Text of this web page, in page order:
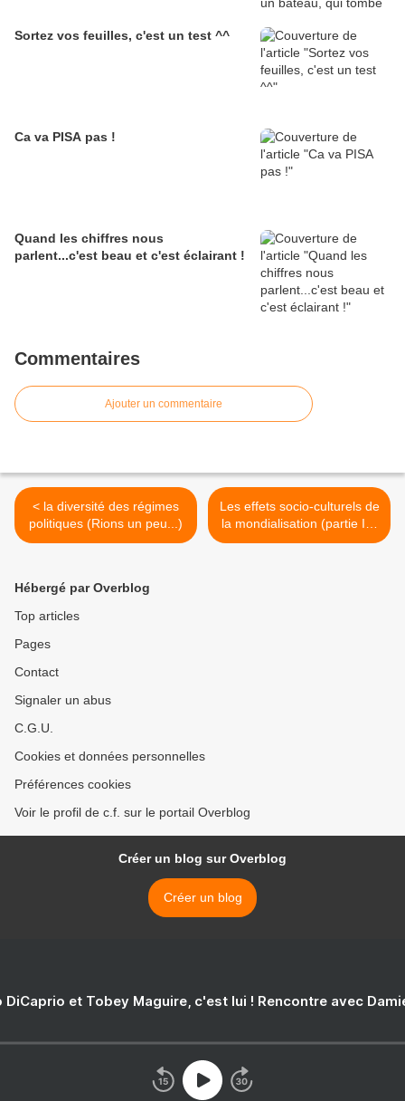
Sortez vos feuilles, c'est un test ^^
Ca va PISA pas !
Quand les chiffres nous
parlent...c'est beau et c'est éclairant !
Commentaires
Ajouter un commentaire
< la diversité des régimes
politiques (Rions un peu...)
Les effets socio-culturels de
la mondialisation (partie III)
>
Hébergé par Overblog
Top articles
Pages
Contact
Signaler un abus
C.G.U.
Cookies et données personnelles
Préférences cookies
Voir le profil de c.f. sur le portail Overblog
Créer un blog sur Overblog
Créer un blog
DiCaprio et Tobey Maguire, c'est lui ! Rencontre avec